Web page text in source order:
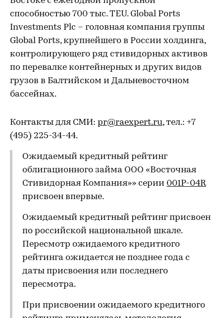
способностью 700 тыс. TEU. Global Ports
Investments Plc – головная компания группы
Global Ports, крупнейшего в России холдинга,
контролирующего ряд стивидорных активов
по перевалке контейнерных и других видов
грузов в Балтийском и Дальневосточном
бассейнах.
Контакты для СМИ: pr@raexpert.ru, тел.: +7
(495) 225-34-44.
Ожидаемый кредитный рейтинг
облигационного займа ООО «Восточная
Стивидорная Компания»» серии 001Р-04R
присвоен впервые.
Ожидаемый кредитный рейтинг присвоен
по российской национальной шкале.
Пересмотр ожидаемого кредитного
рейтинга ожидается не позднее года с
даты присвоения или последнего
пересмотра.
При присвоении ожидаемого кредитного